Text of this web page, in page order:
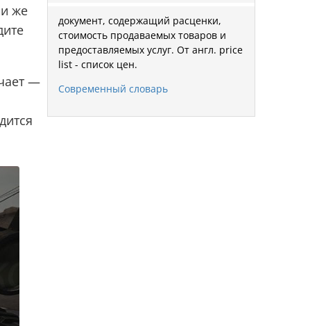
же
—
документ, содержащий расценки,
стоимость продаваемых товаров и
предоставляемых услуг. От англ. price
list - список цен.
Современный словарь